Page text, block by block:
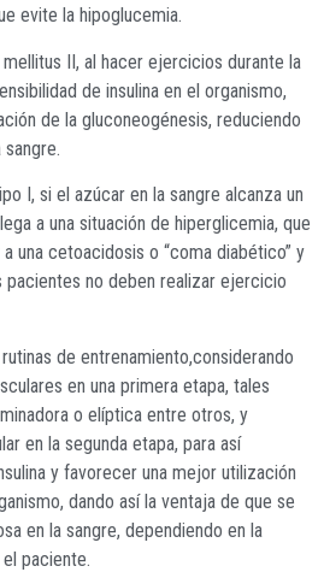
evite la hipoglucemia.
II, al hacer ejercicios durante la
de insulina en el organismo,
de la gluconeogénesis, reduciendo
I, si el azúcar en la sangre alcanza un
a una situación de hiperglicemia, que
una cetoacidosis o “coma diabético” y
pacientes no deben realizar ejercicio
de entrenamiento,considerando
en una primera etapa, tales
o elíptica entre otros, y
en la segunda etapa, para así
y favorecer una mejor utilización
dando así la ventaja de que se
en la sangre, dependiendo en la
paciente.